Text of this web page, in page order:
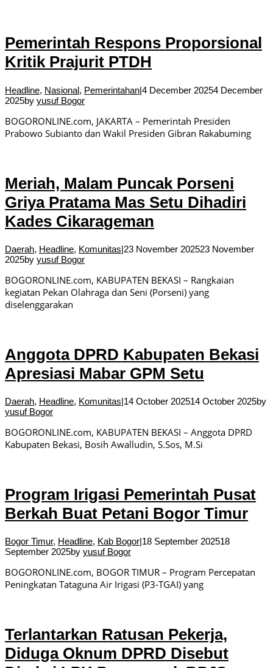
Pemerintah Respons Proporsional
Kritik Prajurit PTDH
Headline, Nasional, Pemerintahan|4 December 20254 December
2025by yusuf Bogor
BOGORONLINE.com, JAKARTA – Pemerintah Presiden
Prabowo Subianto dan Wakil Presiden Gibran Rakabuming
Meriah, Malam Puncak Porseni
Griya Pratama Mas Setu Dihadiri
Kades Cikarageman
Daerah, Headline, Komunitas|23 November 202523 November
2025by yusuf Bogor
BOGORONLINE.com, KABUPATEN BEKASI – Rangkaian
kegiatan Pekan Olahraga dan Seni (Porseni) yang
diselenggarakan
Anggota DPRD Kabupaten Bekasi
Apresiasi Mabar GPM Setu
Daerah, Headline, Komunitas|14 October 202514 October 2025by
yusuf Bogor
BOGORONLINE.com, KABUPATEN BEKASI – Anggota DPRD
Kabupaten Bekasi, Bosih Awalludin, S.Sos, M.Si
Program Irigasi Pemerintah Pusat
Berkah Buat Petani Bogor Timur
Bogor Timur, Headline, Kab Bogor 18 September 202518
September 2025by yusuf Bogor
BOGORONLINE.com, BOGOR TIMUR – Program Percepatan
Peningkatan Tataguna Air Irigasi (P3-TGAI) yang
Terlantarkan Ratusan Pekerja,
Diduga Oknum DPRD Disebut